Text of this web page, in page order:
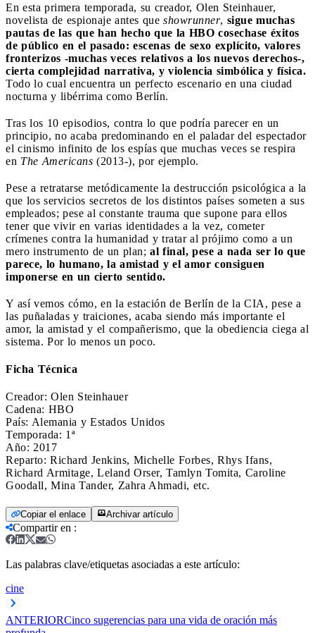
En esta primera temporada, su creador, Olen Steinhauer,
novelista de espionaje antes que showrunner, sigue muchas
pautas de las que han hecho que la HBO cosechase éxitos
de público en el pasado: escenas de sexo explícito, valores
fronterizos -muchas veces relativos a los nuevos derechos-,
cierta complejidad narrativa, y violencia simbólica y física.
Todo lo cual encuentra un perfecto escenario en una ciudad
nocturna y libérrima como Berlín.
Tras los 10 episodios, contra lo que podría parecer en un
principio, no acaba predominando en el paladar del espectador
el cinismo infinito de los espías que muchas veces se respira
en The Americans (2013-), por ejemplo.
Pese a retratarse metódicamente la destrucción psicológica a la
que los servicios secretos de los distintos países someten a sus
empleados; pese al constante trauma que supone para ellos
tener que vivir en varias identidades a la vez, cometer
crímenes contra la humanidad y tratar al prójimo como a un
mero instrumento de un plan; al final, pese a nada ser lo que
parece, lo humano, la amistad y el amor consiguen
imponerse en un cierto sentido.
Y así vemos cómo, en la estación de Berlín de la CIA, pese a
las puñaladas y traiciones, acaba siendo más importante el
amor, la amistad y el compañerismo, que la obediencia ciega al
sistema. Por lo menos un poco.
Ficha Técnica
Creador: Olen Steinhauer
Cadena: HBO
País: Alemania y Estados Unidos
Temporada: 1ª
Año: 2017
Reparto: Richard Jenkins, Michelle Forbes, Rhys Ifans,
Richard Armitage, Leland Orser, Tamlyn Tomita, Caroline
Goodall, Mina Tander, Zahra Ahmadi, etc.
Copiar el enlace Archivar artículo
Compartir en :
Las palabras clave/etiquetas asociadas a este artículo:
cine
ANTERIORCinco sugerencias para una vida de oración más